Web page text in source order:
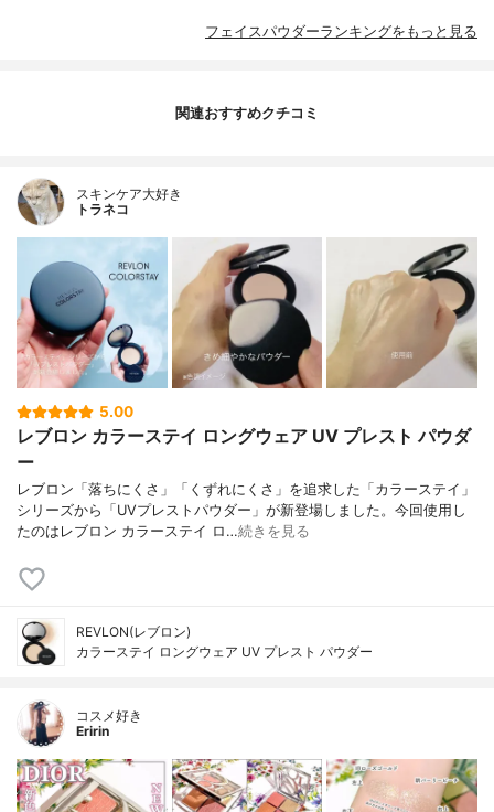
フェイスパウダーランキングをもっと見る
関連おすすめクチコミ
スキンケア大好き
トラネコ
5.00
レブロン カラーステイ ロングウェア UV プレスト パウダ
ー
レブロン「落ちにくさ」「くずれにくさ」を追求した「カラーステイ」
シリーズから「UVプレストパウダー」が新登場しました。今回使用し
たのはレブロン カラーステイ ロ…続きを見る
REVLON(レブロン)
カラーステイ ロングウェア UV プレスト パウダー
コスメ好き
Eririn